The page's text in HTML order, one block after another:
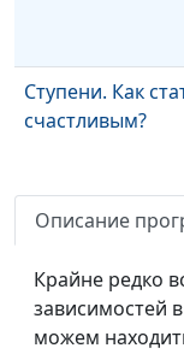
Ступени. Как
счастливым?
Ступени. С чего
Описание
Крайне редко
зависимостей
можем